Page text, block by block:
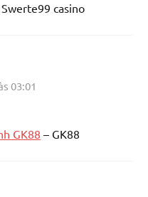
casino
03:01
GK88 – GK88